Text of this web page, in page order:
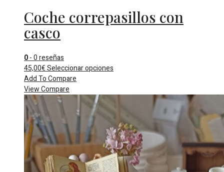
Coche correpasillos con
casco
0- 0 reseñas
45,00€Seleccionar opciones
variantes.
Las
opciones
se
pueden
elegir
Add To Compare
View Compare